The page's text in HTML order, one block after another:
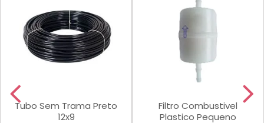
Tubo Sem Trama Preto
12x9
Filtro Combustivel
Plastico Pequeno